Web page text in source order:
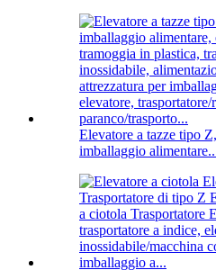
Elevatore a tazze tipo
imballaggio